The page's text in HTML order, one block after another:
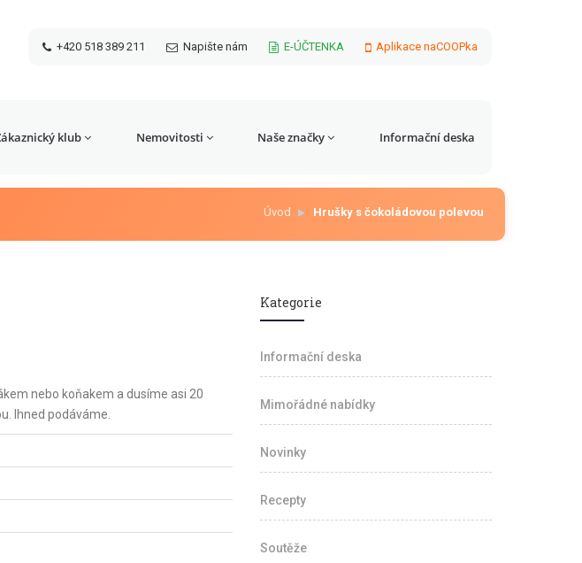
+420 518 389 211 Napište nám E-ÚČTENKA Aplikace naCOOPka
klub Nemovitosti Naše značky Informační deska
Úvod Hrušky s čokoládovou polevou
nebo koňakem a dusíme asi 20
Ihned podáváme.
Kategorie
Informační deska
Mimořádné nabídky
Novinky
Recepty
Soutěže